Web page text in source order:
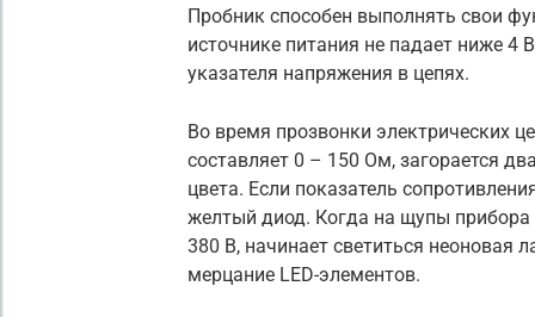
Пробник способен выполнять свои
источнике питания не падает ниже 4
указателя напряжения в цепях.
Во время прозвонки электрических
составляет 0 – 150 Ом, загорается
цвета. Если показатель
желтый диод. Когда на щупы прибора
380 В, начинает светиться неоновая
мерцание LED-элементов.